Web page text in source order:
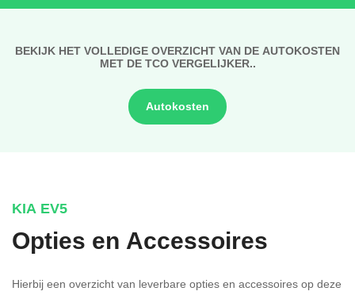
BEKIJK HET VOLLEDIGE OVERZICHT VAN DE AUTOKOSTEN
MET DE TCO VERGELIJKER..
Autokosten
KIA EV5
Opties en Accessoires
Hierbij een overzicht van leverbare opties en accessoires op deze